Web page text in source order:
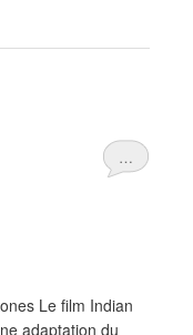
…
Le film Indian
adaptation du